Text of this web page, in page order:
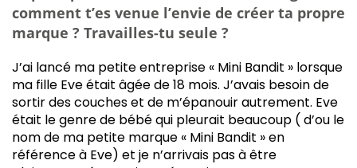
comment t’es venue l’envie de créer ta propre
marque ? Travailles-tu seule ?
J’ai lancé ma petite entreprise « Mini Bandit » lorsque
ma fille Eve était âgée de 18 mois. J’avais besoin de
sortir des couches et de m’épanouir autrement. Eve
était le genre de bébé qui pleurait beaucoup ( d’ou le
nom de ma petite marque « Mini Bandit » en
référence à Eve) et je n’arrivais pas à être